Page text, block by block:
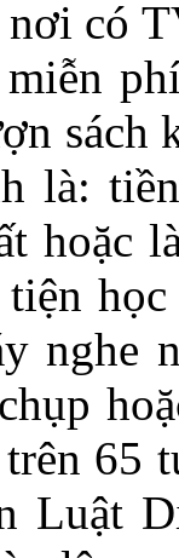
nơi có
sách
là:
hoặc
nghe
65
Luật